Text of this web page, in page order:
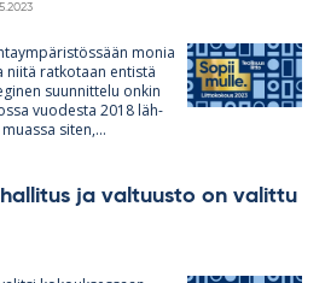
mo­nia
niitä rat­ko­taan en­tistä
suun­nit­telu on­kin
vuo­desta 2018 läh­
si­ten,...
hal­li­tus ja val­tuusto on va­littu